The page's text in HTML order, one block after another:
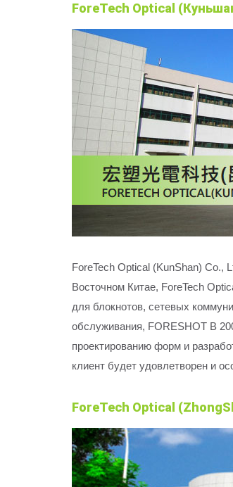
ForeTech Optical
ForeTech Optical (KunShan) Co.,
Восточном Китае, ForeTech
для блокнотов, сетевых
обслуживания, FORESHOT В
проектированию форм и
клиент будет удовлетворен и
ForeTech Optical